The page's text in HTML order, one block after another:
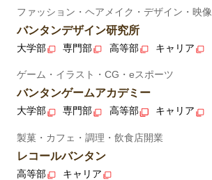
ファッション・ヘアメイク・デザイン・映像
バンタンデザイン研究所
大学部 専門部 高等部 キャリア
ゲーム・イラスト・CG・eスポーツ
バンタンゲームアカデミー
大学部 専門部 高等部 キャリア
製菓・カフェ・調理・飲食店開業
レコールバンタン
高等部 キャリア